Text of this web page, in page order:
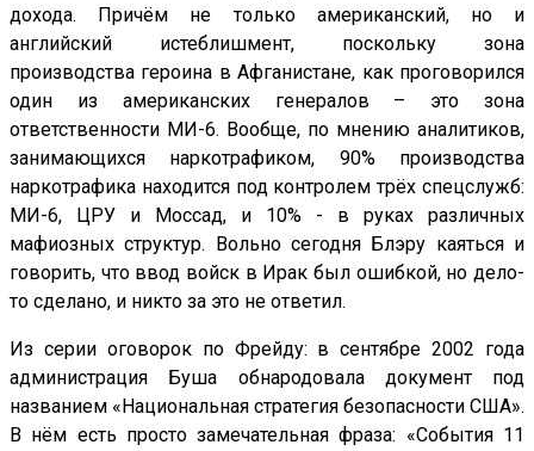
дохода. Причём не только американский, но и
английский истеблишмент, поскольку зона
производства героина в Афганистане, как проговорился
один из американских генералов – это зона
ответственности МИ-6. Вообще, по мнению аналитиков,
занимающихся наркотрафиком, 90% производства
наркотрафика находится под контролем трёх спецслужб:
МИ-6, ЦРУ и Моссад, и 10% - в руках различных
мафиозных структур. Вольно сегодня Блэру каяться и
говорить, что ввод войск в Ирак был ошибкой, но дело-
то сделано, и никто за это не ответил.
Из серии оговорок по Фрейду: в сентябре 2002 года
администрация Буша обнародовала документ под
названием «Национальная стратегия безопасности США».
В нём есть просто замечательная фраза: «События 11